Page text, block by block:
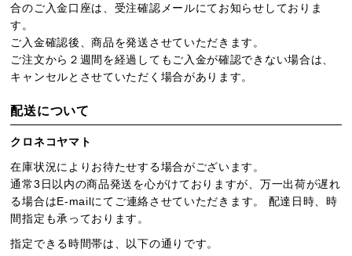
合のご入金口座は、受注確認メールにてお知らせしておりま
す。
ご入金確認後、商品を発送させていただきます。
ご注文から２週間を経過してもご入金が確認できない場合は、
キャンセルとさせていただく場合があります。
配送について
クロネコヤマト
在庫状況によりお待たせする場合がございます。
通常3日以内の商品発送を心がけておりますが、万一出荷が遅れ
る場合はE-mailにてご連絡させていただきます。 配達日時、時
間指定も承っております。
指定できる時間帯は、以下の通りです。